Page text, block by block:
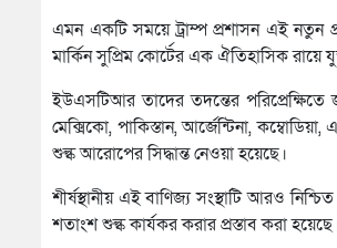
এমন একটি সময়ে ট্রাম্প প্রশাসন এই নতুন
মার্কিন সুপ্রিম কোর্টের এক ঐতিহাসিক রায়ে
ইউএসটিআর তাদের তদন্তের পরিপ্রেক্ষিতে
মেক্সিকো, পাকিস্তান, আর্জেন্টিনা,
শুল্ক আরোপের সিদ্ধান্ত নেওয়া হয়েছে।
শীর্ষস্থানীয় এই বাণিজ্য সংস্থাটি আরও
শতাংশ শুল্ক কার্যকর করার প্রস্তাব করা